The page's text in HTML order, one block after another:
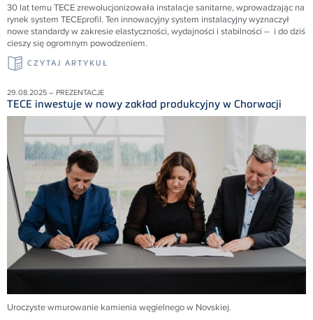
30 lat temu TECE zrewolucjonizowała instalacje sanitarne, wprowadzając na
rynek system TECEprofil. Ten innowacyjny system instalacyjny wyznaczył
nowe standardy w zakresie elastyczności, wydajności i stabilności – i do dziś
cieszy się ogromnym powodzeniem.
CZYTAJ ARTYKUŁ
29.08.2025 – PREZENTACJE
TECE inwestuje w nowy zakład produkcyjny w Chorwacji
Uroczyste wmurowanie kamienia węgielnego w Novskiej.